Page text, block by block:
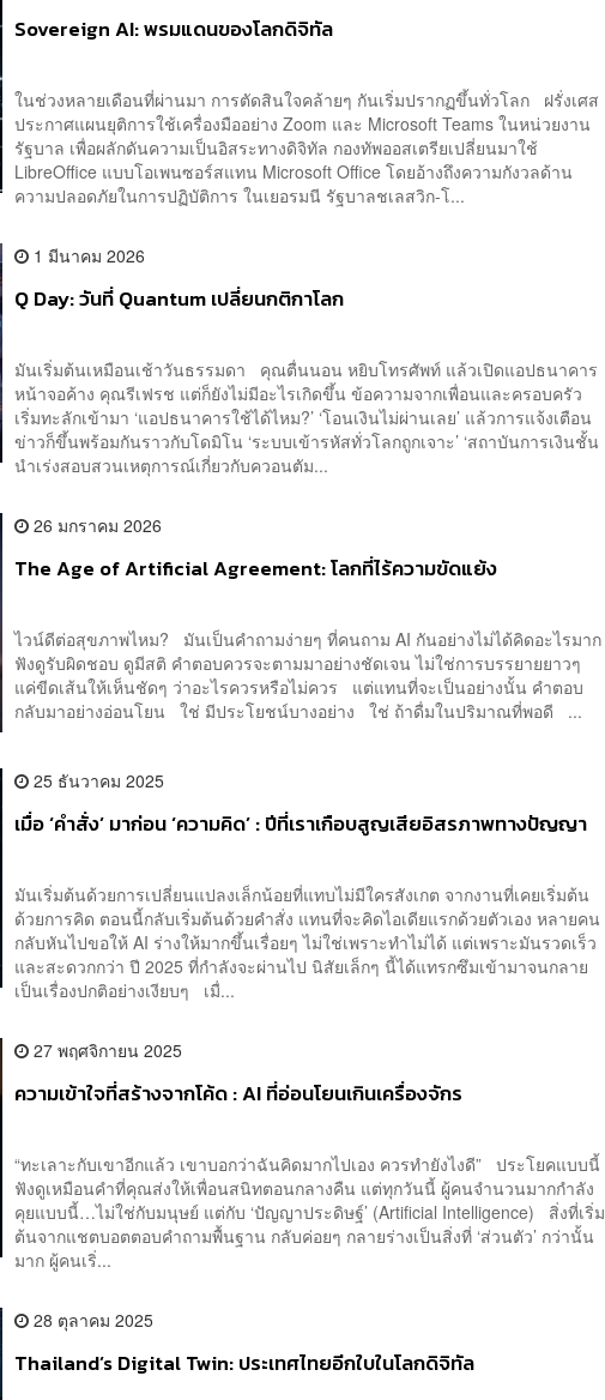
Sovereign AI: พรมแดนของโลกดิจิทัล
ในช่วงหลายเดือนที่ผ่านมา การตัดสินใจคล้ายๆ กันเริ่มปรากฏขึ้นทั่วโลก ฝรั่งเศส
ประกาศแผนยุติการใช้เครื่องมืออย่าง Zoom และ Microsoft Teams ในหน่วยงาน
รัฐบาล เพื่อผลักดันความเป็นอิสระทางดิจิทัล กองทัพออสเตรียเปลี่ยนมาใช้
LibreOffice แบบโอเพนซอร์สแทน Microsoft Office โดยอ้างถึงความกังวลด้าน
ความปลอดภัยในการปฏิบัติการ ในเยอรมนี รัฐบาลชเลสวิก-โ...
1 มีนาคม 2026
Q Day: วันที่ Quantum เปลี่ยนกติกาโลก
มันเริ่มต้นเหมือนเช้าวันธรรมดา คุณตื่นนอน หยิบโทรศัพท์ แล้วเปิดแอปธนาคาร
หน้าจอค้าง คุณรีเฟรช แต่ก็ยังไม่มีอะไรเกิดขึ้น ข้อความจากเพื่อนและครอบครัว
เริ่มทะลักเข้ามา ‘แอปธนาคารใช้ได้ไหม?’ ‘โอนเงินไม่ผ่านเลย’ แล้วการแจ้งเตือน
ข่าวก็ขึ้นพร้อมกันราวกับโดมิโน ‘ระบบเข้ารหัสทั่วโลกถูกเจาะ’ ‘สถาบันการเงินชั้น
นำเร่งสอบสวนเหตุการณ์เกี่ยวกับควอนตัม...
26 มกราคม 2026
The Age of Artificial Agreement: โลกที่ไร้ความขัดแย้ง
ไวน์ดีต่อสุขภาพไหม? มันเป็นคำถามง่ายๆ ที่คนถาม AI กันอย่างไม่ได้คิดอะไรมาก
ฟังดูรับผิดชอบ ดูมีสติ คำตอบควรจะตามมาอย่างชัดเจน ไม่ใช่การบรรยายยาวๆ
แค่ขีดเส้นให้เห็นชัดๆ ว่าอะไรควรหรือไม่ควร แต่แทนที่จะเป็นอย่างนั้น คำตอบ
กลับมาอย่างอ่อนโยน ใช่ มีประโยชน์บางอย่าง ใช่ ถ้าดื่มในปริมาณที่พอดี ...
25 ธันวาคม 2025
เมื่อ ‘คำสั่ง’ มาก่อน ‘ความคิด’ : ปีที่เราเกือบสูญเสียอิสรภาพทางปัญญา
มันเริ่มต้นด้วยการเปลี่ยนแปลงเล็กน้อยที่แทบไม่มีใครสังเกต จากงานที่เคยเริ่มต้น
ด้วยการคิด ตอนนี้กลับเริ่มต้นด้วยคำสั่ง แทนที่จะคิดไอเดียแรกด้วยตัวเอง หลายคน
กลับหันไปขอให้ AI ร่างให้มากขึ้นเรื่อยๆ ไม่ใช่เพราะทำไม่ได้ แต่เพราะมันรวดเร็ว
และสะดวกกว่า ปี 2025 ที่กำลังจะผ่านไป นิสัยเล็กๆ นี้ได้แทรกซึมเข้ามาจนกลาย
เป็นเรื่องปกติอย่างเงียบๆ เมื่...
27 พฤศจิกายน 2025
ความเข้าใจที่สร้างจากโค้ด : AI ที่อ่อนโยนเกินเครื่องจักร
“ทะเลาะกับเขาอีกแล้ว เขาบอกว่าฉันคิดมากไปเอง ควรทำยังไงดี” ประโยคแบบนี้
ฟังดูเหมือนคำที่คุณส่งให้เพื่อนสนิทตอนกลางคืน แต่ทุกวันนี้ ผู้คนจำนวนมากกำลัง
คุยแบบนี้…ไม่ใช่กับมนุษย์ แต่กับ ‘ปัญญาประดิษฐ์’ (Artificial Intelligence) สิ่งที่เริ่ม
ต้นจากแชตบอตตอบคำถามพื้นฐาน กลับค่อยๆ กลายร่างเป็นสิ่งที่ ‘ส่วนตัว’ กว่านั้น
มาก ผู้คนเริ่...
28 ตุลาคม 2025
Thailand’s Digital Twin: ประเทศไทยอีกใบในโลกดิจิทัล